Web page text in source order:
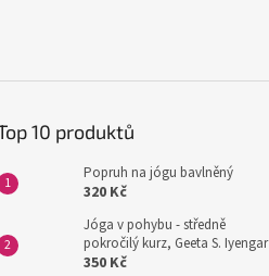
10 produktů
Popruh na jógu bavlněný
320 Kč
Jóga v pohybu - středně
pokročilý kurz, Geeta S. Iyengar
350 Kč